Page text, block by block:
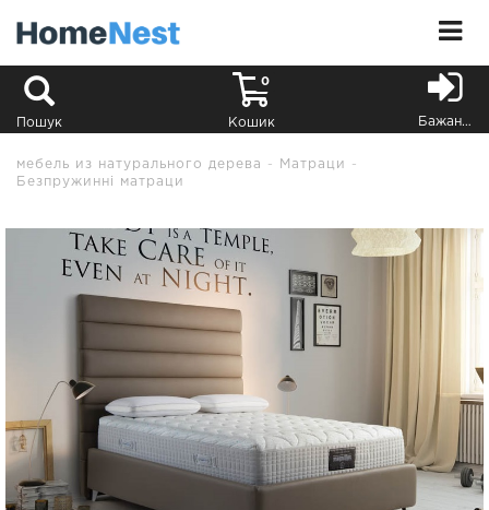
Пошук
0
Кошик Бажання
мебель из натурального дерева
Матраци
Безпружинні матраци